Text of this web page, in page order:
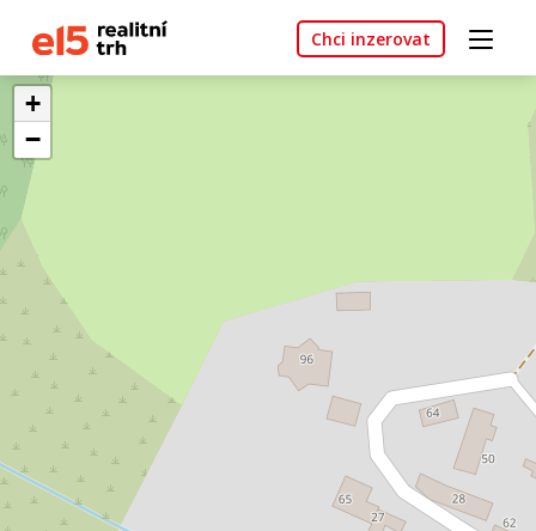
Chci inzerovat
+
−